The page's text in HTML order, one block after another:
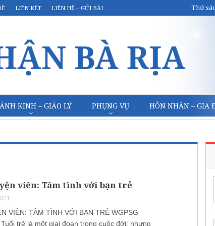
LIÊN KẾT LIÊN HỆ – GỬI BÀI Thứ
KINH – GIÁO LÝ PHỤNG VỤ HÔN NHÂN – GIA
viên: Tâm tình với bạn trẻ
VIÊN: TÂM TÌNH VỚI BẠN TRẺ WGPSG
trẻ là một giai đoạn trong cuộc đời; nhưng